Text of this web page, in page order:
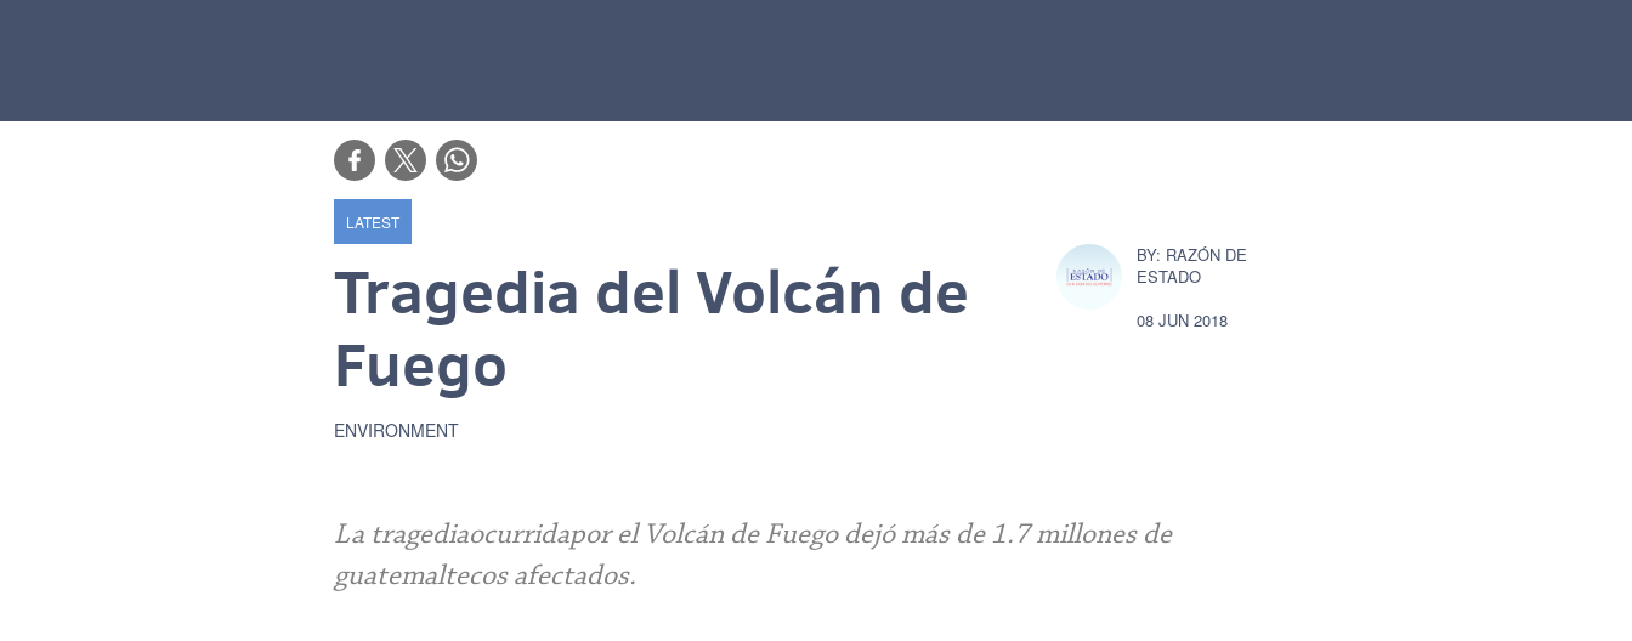
LATEST
Tragedia del Volcán de
Fuego
ENVIRONMENT
RAZÓN DE
ESTADO
08 JUN 2018
La tragediaocurridapor el Volcán de Fuego dejó más de 1.7 millones de
guatemaltecos afectados.